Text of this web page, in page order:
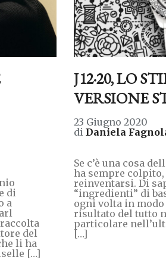
di
a
del
li ha
[…]
J12·20, LO
VERSIONE
23 Giugno 2020
diDaniela
Se c’è una cosa
ha sempre colpito,
reinventarsi. Di
“ingredienti” di
ogni volta in
risultato del tutto
particolare
[…]